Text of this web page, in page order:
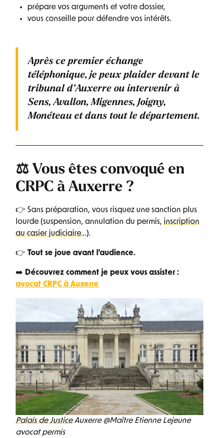
prépare vos arguments et votre dossier,
vous conseille pour défendre vos intérêts.
Après ce premier échange
téléphonique, je peux plaider devant le
tribunal d’Auxerre ou intervenir à
Sens, Avallon, Migennes, Joigny,
Monéteau et dans tout le département.
⚖️ Vous êtes convoqué en
CRPC à Auxerre ?
👉 Sans préparation, vous risquez une sanction plus
lourde (suspension, annulation du permis, inscription
au casier judiciaire…).
👉 Tout se joue avant l’audience.
➡️ Découvrez comment je peux vous assister :
avocat CRPC à Auxerre
Palais de JusticeAuxerre @Maître Etienne Lejeune
avocat permis